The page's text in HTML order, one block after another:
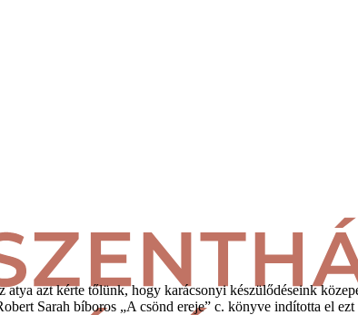
azt kérte tőlünk, hogy karácsonyi készülődéseink
Sarah bíboros „A csönd ereje” c. könyve indította el ezt